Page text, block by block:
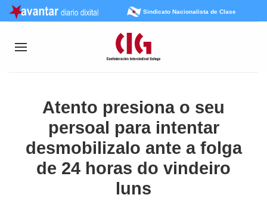
Sindicato Nacionalista de Clase
Atento presiona o seu
persoal para intentar
desmobilizalo ante a folga
de 24 horas do vindeiro
luns